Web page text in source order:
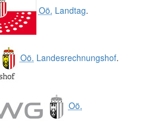
Oö. Landtag.
Oö. Landesrechnungshof.
Oö.